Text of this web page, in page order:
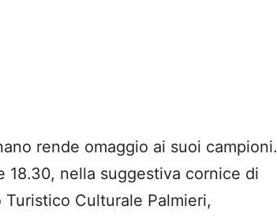
rende omaggio ai suoi campioni.
18.30, nella suggestiva cornice di
Culturale Palmieri,